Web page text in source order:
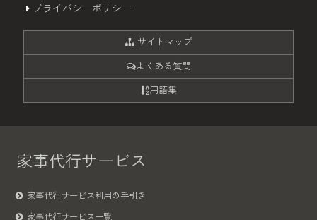
プライバシーポリシー
サイトマップ
よくある質問
用語集
家事代行サービス
家事代行サービス利用の手引き
家事代行サービス一覧